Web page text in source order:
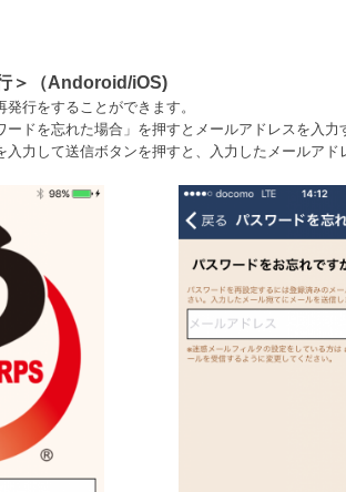
＞（Andoroid/iOS)
行をすることができます。
ードを忘れた場合」を押すとメールアドレスを入力
入力して送信ボタンを押すと、入力したメールアド